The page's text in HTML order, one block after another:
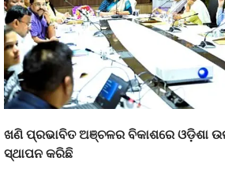
ଖଣି ପ୍ରଭାବିତ ଅଞ୍ଚଳର ବିକାଶରେ ଓଡ଼ିଶା
ସ୍ଥାପନ କରିଛି